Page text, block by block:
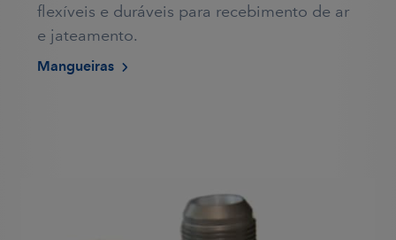
flexíveis e duráveis para recebimento de ar
e jateamento.
Mangueiras